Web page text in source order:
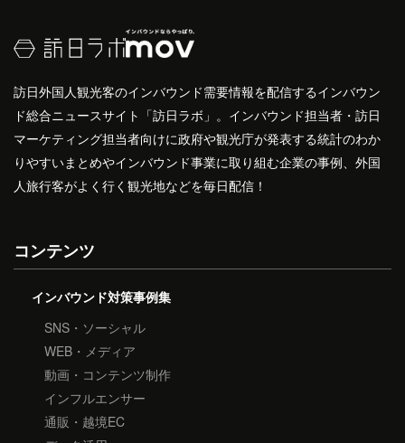
訪日外国人観光客のインバウンド需要情報を配信するインバウン
ド総合ニュースサイト「訪日ラボ」。インバウンド担当者・訪日
マーケティング担当者向けに政府や観光庁が発表する統計のわか
りやすいまとめやインバウンド事業に取り組む企業の事例、外国
人旅行客がよく行く観光地などを毎日配信！
コンテンツ
インバウンド対策事例集
SNS・ソーシャル
WEB・メディア
動画・コンテンツ制作
インフルエンサー
通販・越境EC